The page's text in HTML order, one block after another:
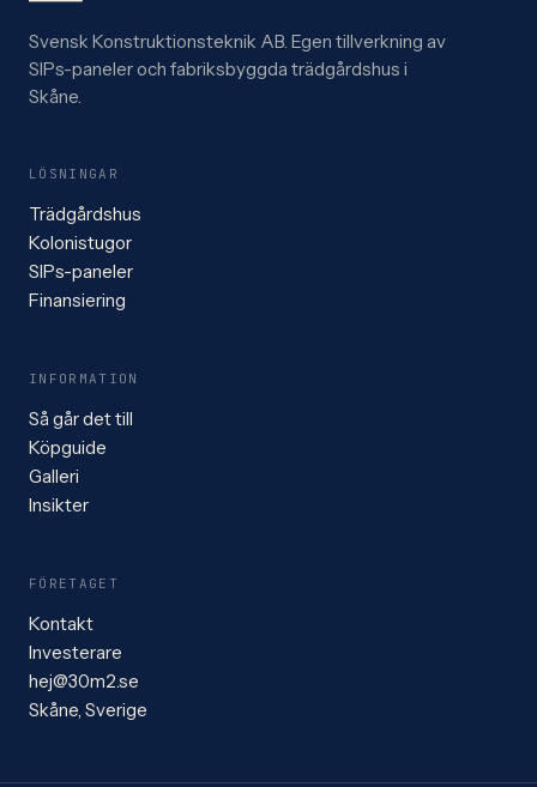
Svensk Konstruktionsteknik AB. Egen tillverkning av
SIPs-paneler och fabriksbyggda trädgårdshus i
Skåne.
LÖSNINGAR
Trädgårdshus
Kolonistugor
SIPs-paneler
Finansiering
INFORMATION
Så går det till
Köpguide
Galleri
Insikter
FÖRETAGET
Kontakt
Investerare
hej@30m2.se
Skåne, Sverige